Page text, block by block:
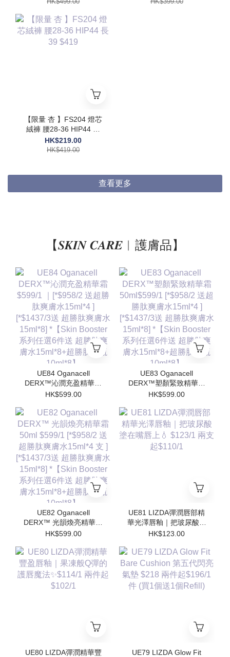
【限量 杏 】FS204 燈芯
絨褲 腰28-36 HIP44 長
39 $419
HK$219.00
HK$419.00
查看更多
【𝑺𝑲𝑰𝑵 𝑪𝑨𝑹𝑬︱護膚品】
UE84 Oganacell
DERX™沁潤充盈精華霜
$599/1 ｜[*$958/2 送超
[*$1437/3送 超勝肽爽膚
水15ml*8] *【Skin
Booster 系列任選6件送
超勝肽爽膚水15ml*8+超
勝肽安瓶10ml*8】
HK$599.00
UE83 Oganacell
DERX™塑顏緊致精華霜
50ml$599/1 [*$958/2 送
[*$1437/3送 超勝肽爽膚
水15ml*8] *【Skin
Booster 系列任選6件送
超勝肽爽膚水15ml*8+超
勝肽安瓶10ml*8】
HK$599.00
UE82 Oganacell
DERX™ 光韻煥亮精華霜
50ml $599/1 [*$958/2 送
[*$1437/3送 超勝肽爽膚
水15ml*8] *【Skin
Booster 系列任選6件送
超勝肽爽膚水15ml*8+超
勝肽安瓶10ml*8】
HK$599.00
UE81 LIZDA彈潤唇部精
華光澤唇釉｜把玻尿酸塗
在嘴唇上💧 $123/1 兩支
HK$123.00
UE80 LIZDA彈潤精華豐
UE79 LIZDA Glow Fit